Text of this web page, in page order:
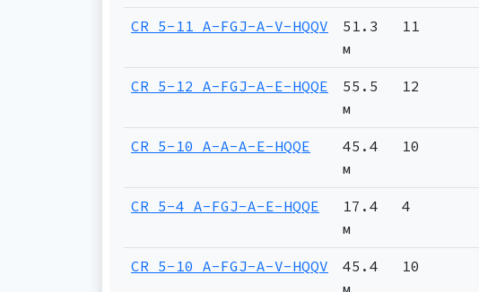
CR 5-11 A-FGJ-A-V-HQQV
51.3
м
11
CR 5-12 A-FGJ-A-E-HQQE
55.5
м
12
CR 5-10 A-A-A-E-HQQE
45.4
м
10
CR 5-4 A-FGJ-A-E-HQQE
17.4
м
4
CR 5-10 A-FGJ-A-V-HQQV
45.4
10